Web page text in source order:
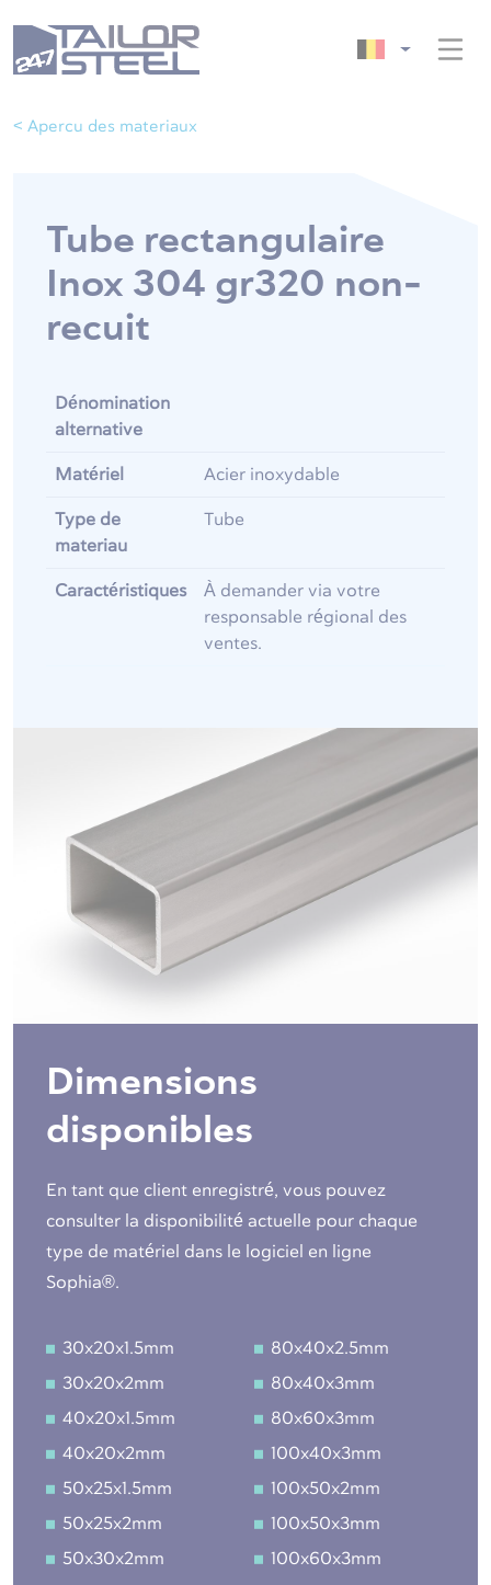
< Apercu des materiaux
Tube rectangulaire
Inox 304 gr320 non-
recuit
Dénomination
alternative
Matériel Acier inoxydable
Type de
materiau
Tube
Caractéristiques
À demander via votre
responsable régional des
ventes.
Dimensions
disponibles
En tant que client enregistré, vous pouvez
consulter la disponibilité actuelle pour chaque
type de matériel dans le logiciel en ligne
Sophia®.
30x20x1.5mm
30x20x2mm
40x20x1.5mm
40x20x2mm
50x25x1.5mm
50x25x2mm
50x30x2mm
80x40x2.5mm
80x40x3mm
80x60x3mm
100x40x3mm
100x50x2mm
100x50x3mm
100x60x3mm